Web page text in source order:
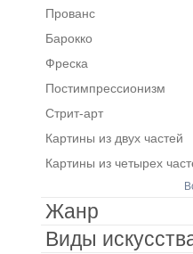
Прованс
Барокко
Фреска
Постимпрессионизм
Стрит-арт
Картины из двух частей
Картины из четырех
Жанр
Виды